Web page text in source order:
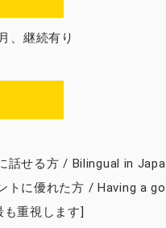
、継続有り
話せる方 / Bilingual in
トに優れた方 / Having a
重視します]